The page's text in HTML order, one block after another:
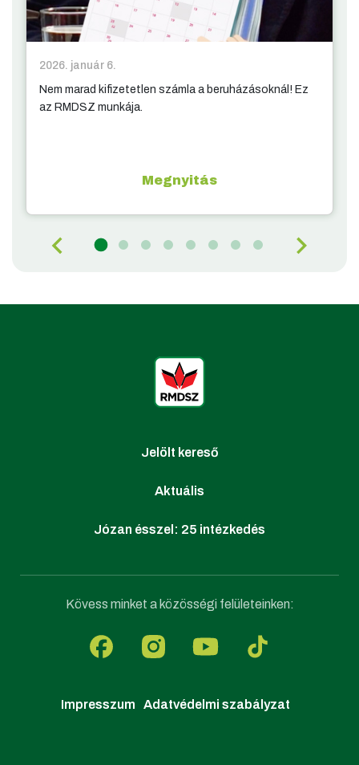
2026. január 6.
Nem marad kifizetetlen számla a beruházásoknál! Ez
az RMDSZ munkája.
Megnyitás
Jelölt kereső
Aktuális
Józan ésszel: 25 intézkedés
Kövess minket a közösségi felületeinken:
Impresszum Adatvédelmi szabályzat